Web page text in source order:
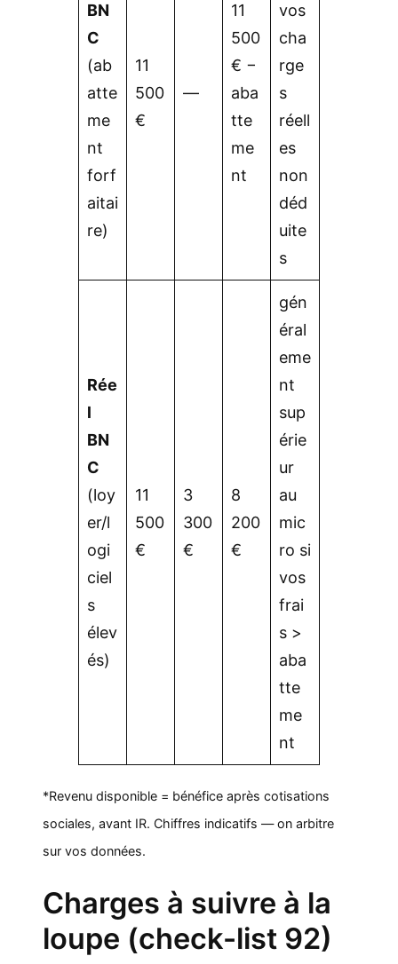
BN
C
(ab
atte
me
nt
forf
aitai
re)
11
500
€
—
11
500
€ −
aba
tte
me
nt
vos
cha
rge
s
réell
es
non
déd
uite
s
Rée
l
BN
C
(loy
er/l
ogi
ciel
s
élev
és)
11
500
€
3
300
€
8
200
€
gén
éral
eme
nt
sup
érie
ur
au
mic
ro si
vos
frai
s >
aba
tte
me
nt
*Revenu disponible = bénéfice après cotisations
sociales, avant IR. Chiffres indicatifs — on arbitre
sur vos données.
Charges à suivre à la
loupe (check-list 92)